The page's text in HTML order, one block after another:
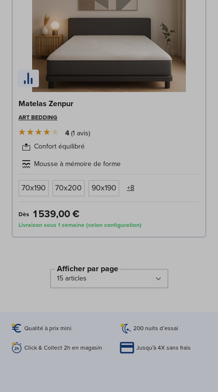
Matelas Zenpur
ART BEDDING
4 1 avis
Confort équilibré
Mousse à mémoire de forme
70x190 70x200 90x190 +8
Dès 1 539,00 €
Livraison sous 1 semaine (selon configuration)
Afficher par page
Qualité à prix mini 200 nuits d’essai
Click & Collect 2h en magasin Jusqu'à 4X sans frais